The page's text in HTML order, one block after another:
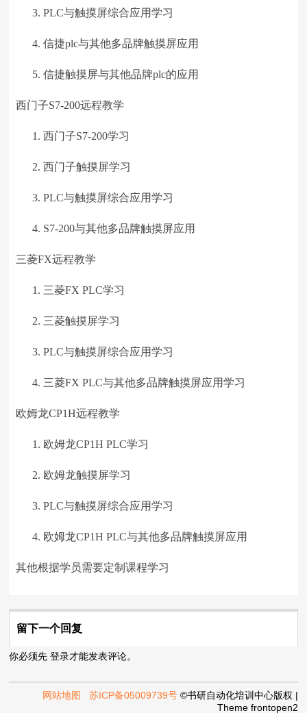
PLC与触摸屏综合应用学习
信捷plc与其他多品牌触摸屏应用
信捷触摸屏与其他品牌plc的应用
西门子S7-200远程教学
西门子S7-200学习
西门子触摸屏学习
PLC与触摸屏综合应用学习
S7-200与其他多品牌触摸屏应用
三菱FX远程教学
三菱FX PLC学习
三菱触摸屏学习
PLC与触摸屏综合应用学习
三菱FX PLC与其他多品牌触摸屏应用学习
欧姆龙CP1H远程教学
欧姆龙CP1H PLC学习
欧姆龙触摸屏学习
PLC与触摸屏综合应用学习
欧姆龙CP1H PLC与其他多品牌触摸屏应用
其他根据学员需要定制课程学习
留下一个回复
你必须先登录才能发表评论。
网站地图 苏ICP备05009739号©书研自动化培训中心版权 |
Theme frontopen2